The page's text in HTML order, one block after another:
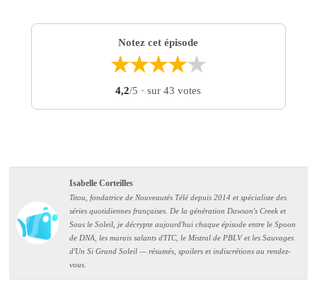
Notez cet épisode
★★★★★
4,2/5 · sur 43 votes
Isabelle Corteilles
Titou, fondatrice de Nouveautés Télé depuis 2014 et spécialiste des
séries quotidiennes françaises. De la génération Dawson's Creek et
Sous le Soleil, je décrypte aujourd'hui chaque épisode entre le Spoon
de DNA, les marais salants d'ITC, le Mistral de PBLV et les Sauvages
d'Un Si Grand Soleil — résumés, spoilers et indiscrétions au rendez-
vous.